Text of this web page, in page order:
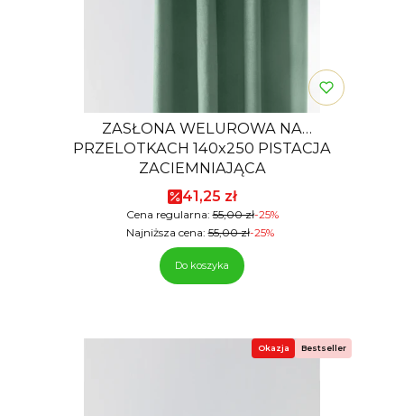
ZASŁONA WELUROWA NA
PRZELOTKACH 140x250 PISTACJA
ZACIEMNIAJĄCA
Cena promocyjna
41,25 zł
Cena regularna: 55,00 zł-25%
Najniższa cena: 55,00 zł-25%
Do koszyka
Okazja Bestseller